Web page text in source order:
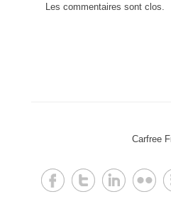
Les commentaires sont clos.
Carfree